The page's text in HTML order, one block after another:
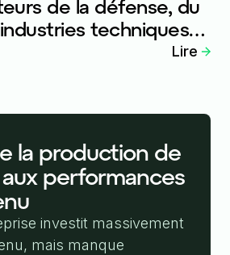
de la défense, du
techniques
Lire
la production de
performances
investit massivement
mais manque